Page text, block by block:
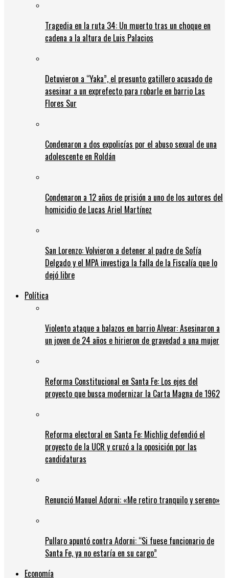
Tragedia en la ruta 34: Un muerto tras un choque en
cadena a la altura de Luis Palacios
Detuvieron a “Yaka”, el presunto gatillero acusado de
asesinar a un exprefecto para robarle en barrio Las
Flores Sur
Condenaron a dos expolicías por el abuso sexual de una
adolescente en Roldán
Condenaron a 12 años de prisión a uno de los autores del
homicidio de Lucas Ariel Martínez
San Lorenzo: Volvieron a detener al padre de Sofía
Delgado y el MPA investiga la falla de la Fiscalía que lo
dejó libre
Política
Violento ataque a balazos en barrio Alvear: Asesinaron a
un joven de 24 años e hirieron de gravedad a una mujer
Reforma Constitucional en Santa Fe: Los ejes del
proyecto que busca modernizar la Carta Magna de 1962
Reforma electoral en Santa Fe: Michlig defendió el
proyecto de la UCR y cruzó a la oposición por las
candidaturas
Renunció Manuel Adorni: «Me retiro tranquilo y sereno»
Pullaro apuntó contra Adorni: “Si fuese funcionario de
Santa Fe, ya no estaría en su cargo”
Economía